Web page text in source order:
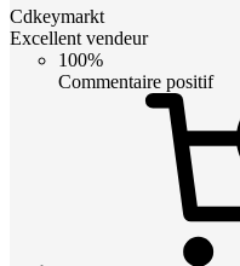
Cdkeymarkt
Excellent vendeur
100%
Commentaire positif